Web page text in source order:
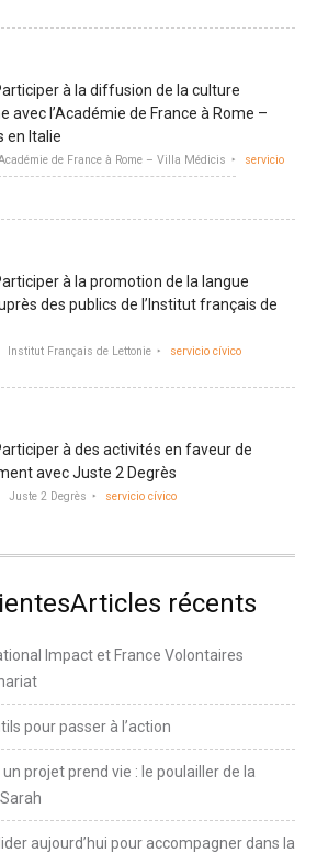
à la diffusion de la culture
avec l’Académie de France à Rome –
en Italie
de France à Rome – Villa Médicis
servicio
à la promotion de la langue
des publics de l’Institut français de
Institut Français de Lettonie servicio cívico
à des activités en faveur de
avec Juste 2 Degrès
Juste 2 Degrès servicio cívico
récents
Impact et France Volontaires
pour passer à l’action
projet prend vie : le poulailler de la
aujourd’hui pour accompagner dans la